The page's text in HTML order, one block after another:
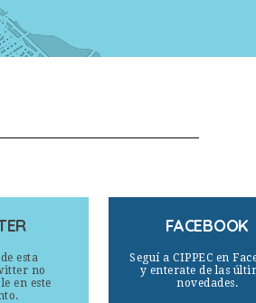
esta
no
en este
FACEBOOK
Seguí a CIPPEC en
y enterate de las
novedades.